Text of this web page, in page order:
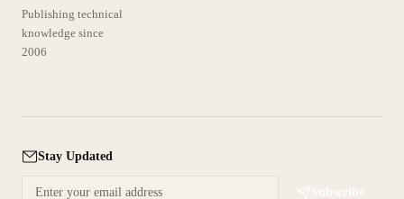
Publishing technical
knowledge since
2006
Stay Updated
Subscribe